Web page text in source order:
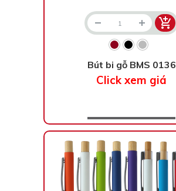
Bút bi gỗ BMS 0136
Click xem giá